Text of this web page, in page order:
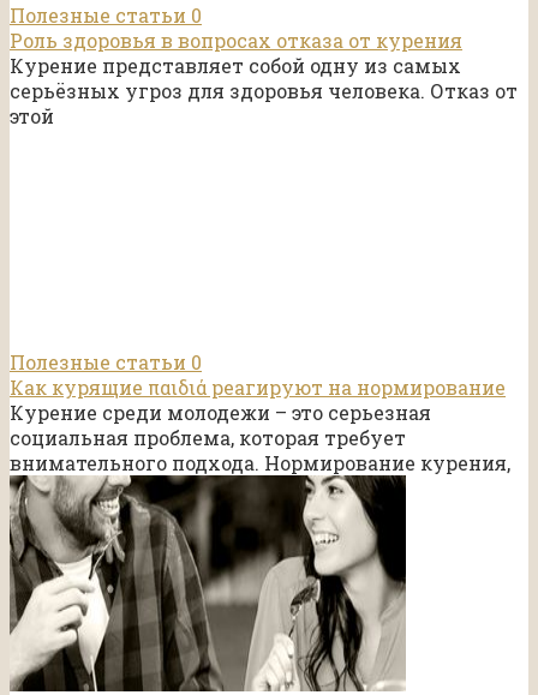
Полезные статьи 0
Роль здоровья в вопросах отказа от курения
Курение представляет собой одну из самых
серьёзных угроз для здоровья человека. Отказ от
этой
Полезные статьи 0
Как курящие παιδιά реагируют на нормирование
Курение среди молодежи – это серьезная
социальная проблема, которая требует
внимательного подхода. Нормирование курения,